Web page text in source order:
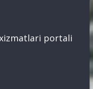
portali